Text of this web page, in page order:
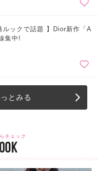
ルックで話題 】Dior新作「A
集中!
とみる
チェック